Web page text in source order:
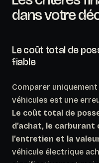
dans votre
Le coût total de
fiable
Comparer
véhicules est une
Le coût total de
d’achat, le carburant
l’entretien et la
véhicule électrique